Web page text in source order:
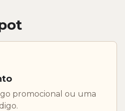
promocional ou uma